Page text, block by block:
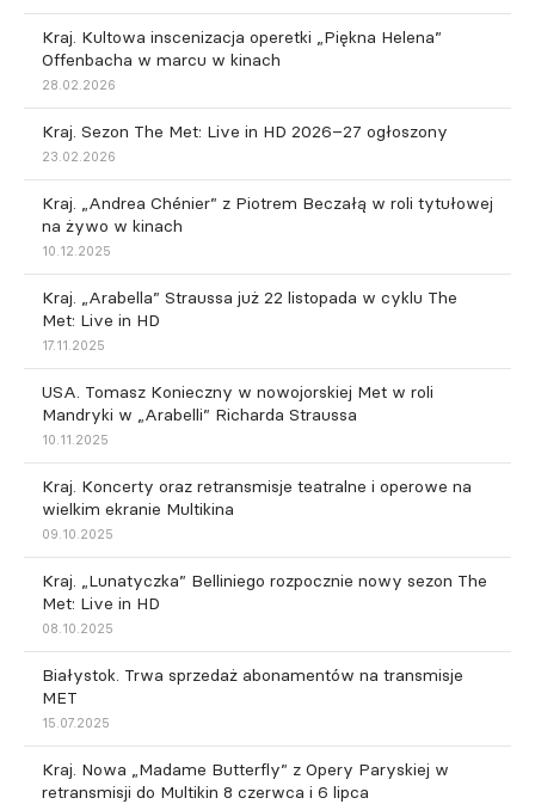
Kraj. Kultowa inscenizacja operetki „Piękna Helena”
Offenbacha w marcu w kinach
28.02.2026
Kraj. Sezon The Met: Live in HD 2026–27 ogłoszony
23.02.2026
Kraj. „Andrea Chénier” z Piotrem Beczałą w roli tytułowej
na żywo w kinach
10.12.2025
Kraj. „Arabella” Straussa już 22 listopada w cyklu The
Met: Live in HD
17.11.2025
USA. Tomasz Konieczny w nowojorskiej Met w roli
Mandryki w „Arabelli” Richarda Straussa
10.11.2025
Kraj. Koncerty oraz retransmisje teatralne i operowe na
wielkim ekranie Multikina
09.10.2025
Kraj. „Lunatyczka” Belliniego rozpocznie nowy sezon The
Met: Live in HD
08.10.2025
Białystok. Trwa sprzedaż abonamentów na transmisje
MET
15.07.2025
Kraj. Nowa „Madame Butterfly” z Opery Paryskiej w
retransmisji do Multikin 8 czerwca i 6 lipca